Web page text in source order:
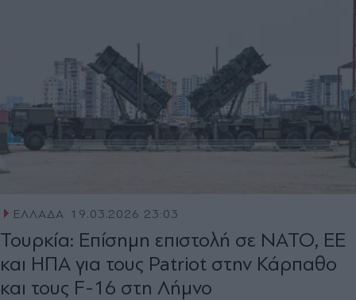
ΕΛΛΑΔΑ 19.03.2026 23:03
Τουρκία: Επίσημη επιστολή σε ΝΑΤΟ, ΕΕ
και ΗΠΑ για τους Patriot στην Κάρπαθο
και τους F-16 στη Λήμνο